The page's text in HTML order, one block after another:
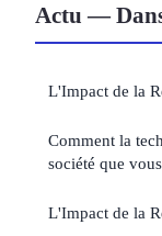
Actu —
L'Impact de la
Comment la
société que
L'Impact de la